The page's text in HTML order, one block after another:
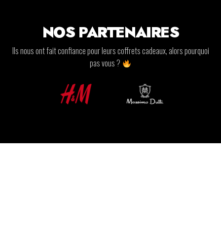
NOS PARTENAIRES
Ils nous ont fait confiance pour leurs coffrets cadeaux, alors pourquoi
pas vous ?